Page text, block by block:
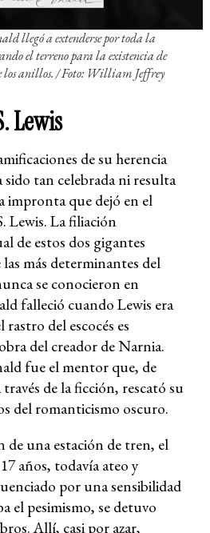
llegó a extenderse por toda la
el terreno para la existencia de
los anillos. / Foto: William Jeffrey
Lewis
de su herencia
tan celebrada ni resulta
impronta que dejó en el
Lewis. La filiación
de estos dos gigantes
más determinantes del
se conocieron en
falleció cuando Lewis era
del escocés es
del creador de Narnia.
fue el mentor que, de
de la ficción, rescató su
del romanticismo oscuro.
de una estación de tren, el
años, todavía ateo y
por una sensibilidad
el pesimismo, se detuvo
Allí, casi por azar,